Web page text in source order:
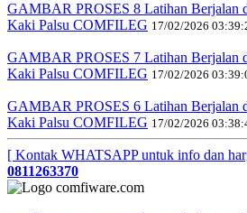
GAMBAR PROSES 8 Latihan Berjalan
Kaki Palsu COMFILEG 17/02/2026
GAMBAR PROSES 7 Latihan Berjalan
Kaki Palsu COMFILEG 17/02/2026
GAMBAR PROSES 6 Latihan Berjalan
Kaki Palsu COMFILEG 17/02/2026
[ Kontak WHATSAPP untuk info dan
0811263370